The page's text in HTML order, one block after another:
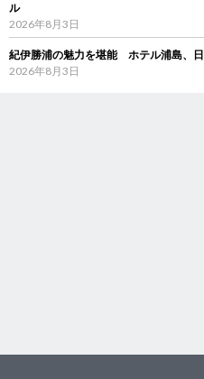
ル
2026年8月3日
紀伊勝浦の魅力を堪能 ホテル浦島、
2026年8月3日